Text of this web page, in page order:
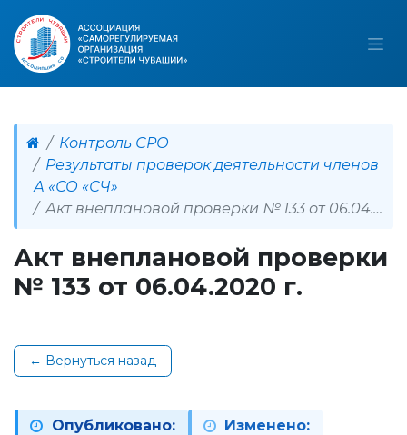
Контроль СРО
Результаты проверок деятельности членов
А «СО «СЧ»
Акт внеплановой проверки № 133 от 06.04.2020 г.
Акт внеплановой проверки
№ 133 от 06.04.2020 г.
← Вернуться назад
Опубликовано: Изменено: